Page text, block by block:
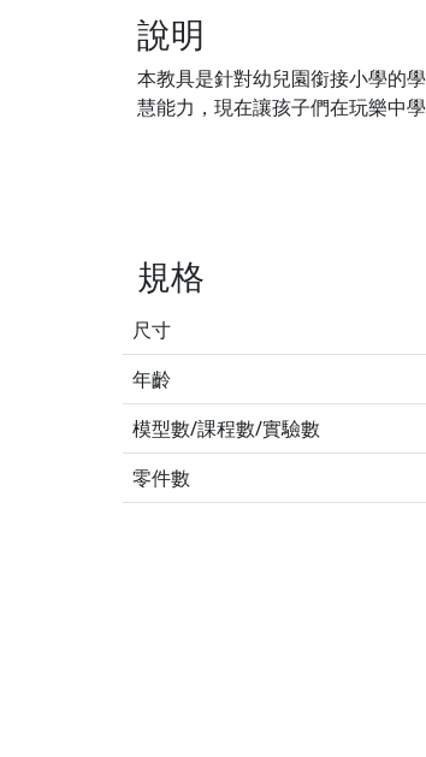
說明
本教具是針對幼兒園銜接小學的
慧能力，現在讓孩子們在玩樂中
規格
尺寸
年齡
模型數/課程數/實驗數
零件數